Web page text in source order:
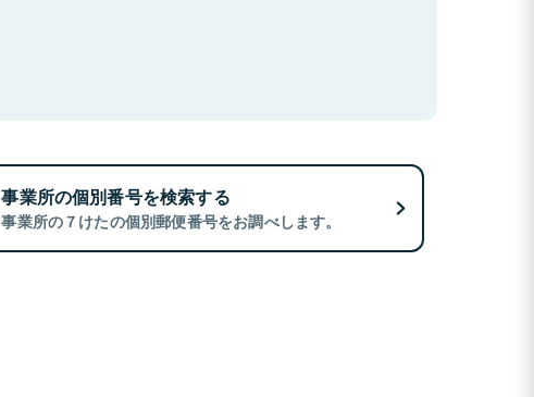
事業所の個別番号を検索する
事業所の７けたの個別郵便番号をお調べします。